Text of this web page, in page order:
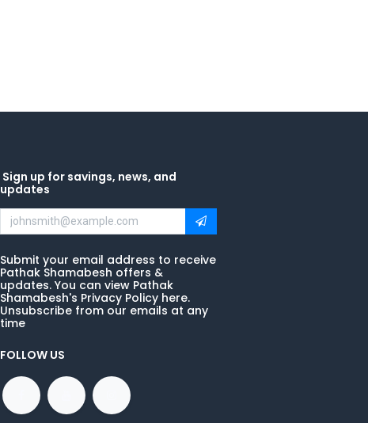
Sign up for savings, news, and
updates
Submit your email address to receive
Pathak Shamabesh offers &
updates. You can view Pathak
Shamabesh's Privacy Policy here.
Unsubscribe from our emails at any
time
FOLLOW US